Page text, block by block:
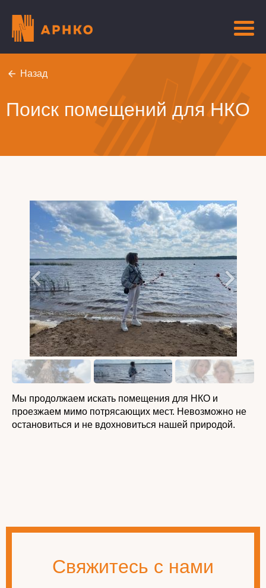
Назад
Поиск помещений для НКО
Мы продолжаем искать помещения для НКО и
проезжаем мимо потрясающих мест. Невозможно не
остановиться и не вдохновиться нашей природой.
Свяжитесь с нами